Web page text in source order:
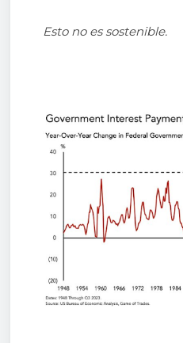
Esto no es sostenible.